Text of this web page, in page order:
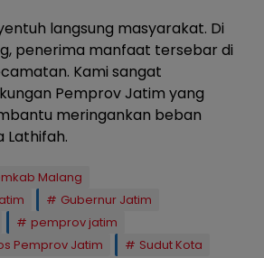
langsung masyarakat. Di
penerima manfaat tersebar di
Kami sangat
Pemprov Jatim yang
meringankan beban
Lathifah.
Malang
Gubernur Jatim
pemprov jatim
Pemprov Jatim
Sudut Kota